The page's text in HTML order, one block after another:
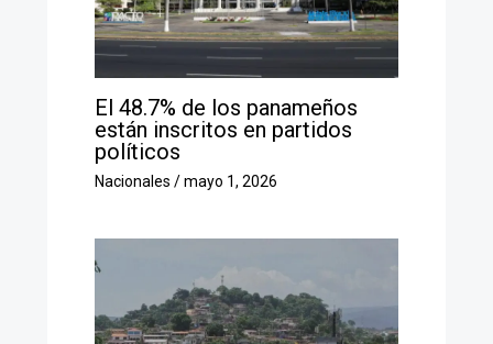
El 48.7% de los panameños
están inscritos en partidos
políticos
Nacionales /mayo 1, 2026